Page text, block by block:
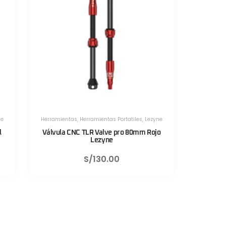
Herramientas,Herramientas Portatiles,Lezyne
Válvula CNC TLR Valve pro 80mm Negro
Lezyne
S/130.00